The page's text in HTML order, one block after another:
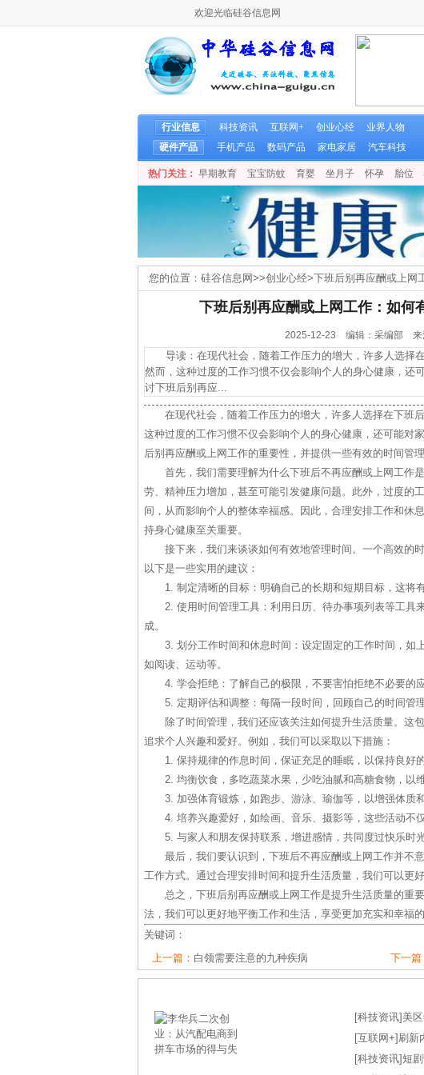
欢迎光临硅谷信息网
行业信息 科技资讯 互联网+ 创业心经
业界人物
硬件产品
手机产品 数码产品 家电家居 汽车科技
热门关注： 早期教育 宝宝防蚊 育婴 坐月子 怀孕 胎位
您的位置： 硅谷信息网>>创业心经>下班后别再应酬或上网
下班后别再应酬或上网工作：如何
2025-12-23 编辑：采编部 来
导读：在现代社会，随着工作压力的增大，许多人选择在
然而，这种过度的工作习惯不仅会影响个人的身心健康，还
讨下班后别再应...
在现代社会，随着工作压力的增大，许多人选择在下班
这种过度的工作习惯不仅会影响个人的身心健康，还可能对
后别再应酬或上网工作的重要性，并提供一些有效的时间管
首先，我们需要理解为什么下班后不再应酬或上网工作
劳、精神压力增加，甚至可能引发健康问题。此外，过度的
间，从而影响个人的整体幸福感。因此，合理安排工作和休
持身心健康至关重要。
接下来，我们来谈谈如何有效地管理时间。一个高效的
以下是一些实用的建议：
1. 制定清晰的目标：明确自己的长期和短期目标，这将
2. 使用时间管理工具：利用日历、待办事项列表等工具
成。
3. 划分工作时间和休息时间：设定固定的工作时间，如
如阅读、运动等。
4. 学会拒绝：了解自己的极限，不要害怕拒绝不必要的
5. 定期评估和调整：每隔一段时间，回顾自己的时间管
除了时间管理，我们还应该关注如何提升生活质量。这
追求个人兴趣和爱好。例如，我们可以采取以下措施：
1. 保持规律的作息时间，保证充足的睡眠，以保持良好
2. 均衡饮食，多吃蔬菜水果，少吃油腻和高糖食物，以
3. 加强体育锻炼，如跑步、游泳、瑜伽等，以增强体质
4. 培养兴趣爱好，如绘画、音乐、摄影等，这些活动不
5. 与家人和朋友保持联系，增进感情，共同度过快乐时光
最后，我们要认识到，下班后不再应酬或上网工作并不
工作方式。通过合理安排时间和提升生活质量，我们可以更
总之，下班后别再应酬或上网工作是提升生活质量的重
法，我们可以更好地平衡工作和生活，享受更加充实和幸福的
关键词：
上一篇： 白领需要注意的九种疾病 下一篇
[科技资讯] 美
[互联网+] 刷新
[科技资讯]短